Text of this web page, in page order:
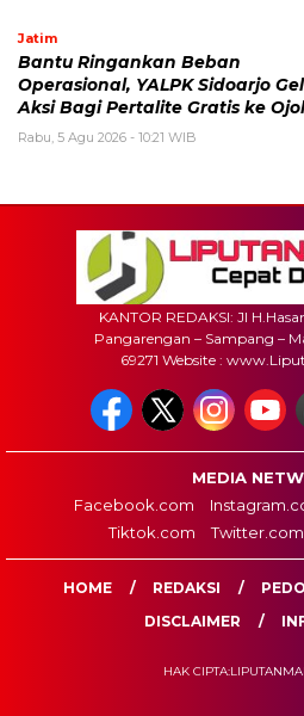
Jatim
Bantu Ringankan Beban
Operasional, YALPK Sidoarjo
Aksi Bagi Pertalite Gratis ke Ojol
Rabu, 5 Agu 2026 - 10:21 WIB
KANTOR REDAKSI: Jl
Pangarengan – Sampang –
69271 Website :
MEDIA
Facebook.com
Tiktok.com
Twitter.com
HOME REDAKSI
DISCLAIMER
HAK